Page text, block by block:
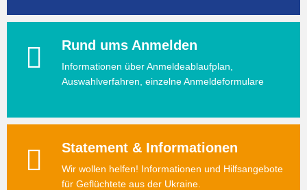
Rund ums Anmelden
Informationen über Anmeldeablaufplan,
Auswahlverfahren, einzelne Anmeldeformulare
Statement & Informationen
Wir wollen helfen! Informationen und Hilfsangebote
für Geflüchtete aus der Ukraine.